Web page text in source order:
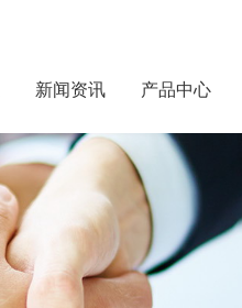
新闻资讯 产品中心